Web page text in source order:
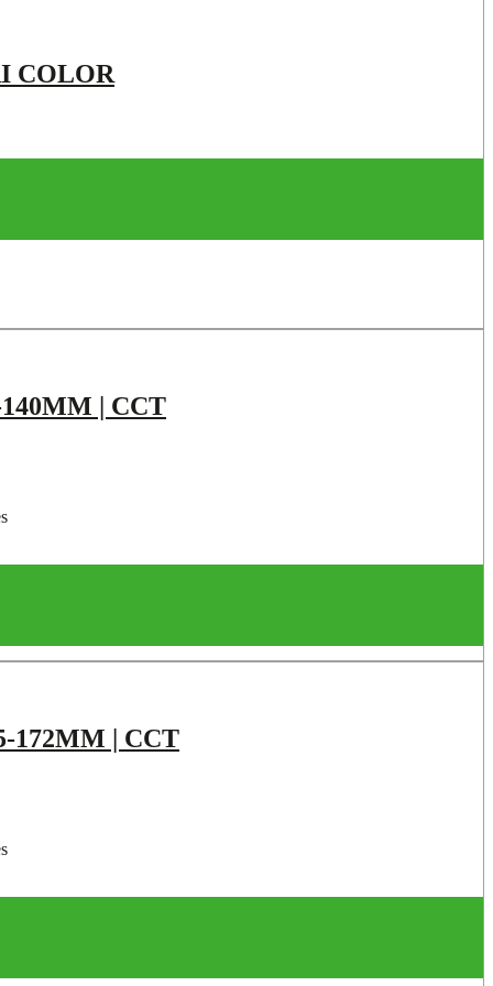
COLOR
| CCT
172MM | CCT